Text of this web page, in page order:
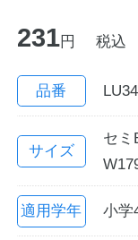
カタログ
English
231円 税込
品番
サイズ
セミ
適用学年 小学